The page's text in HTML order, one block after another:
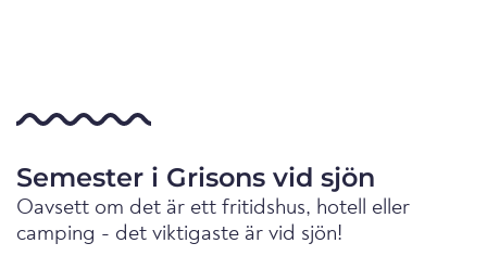
Semester i Grisons vid sjön
Oavsett om det är ett fritidshus, hotell eller
camping - det viktigaste är vid sjön!